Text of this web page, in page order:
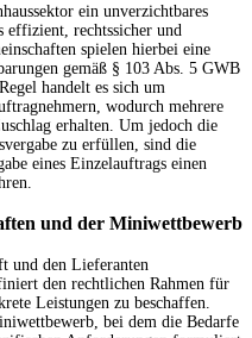
ein unverzichtbares
effizient, rechtssicher und
spielen hierbei eine
gemäß § 103 Abs. 5 GWB
handelt es sich um
wodurch mehrere
erhalten. Um jedoch die
zu erfüllen, sind die
eines Einzelauftrags einen
und der Miniwettbewerb
und den Lieferanten
den rechtlichen Rahmen für
Leistungen zu beschaffen.
bei dem die Bedarfe